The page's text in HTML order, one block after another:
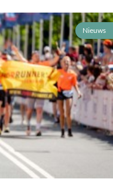
Nieuws